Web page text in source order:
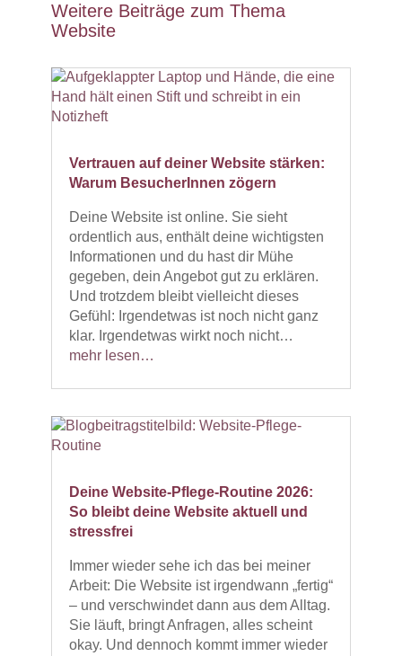
Weitere Beiträge zum Thema
Website
Vertrauen auf deiner Website stärken:
Warum BesucherInnen zögern
Deine Website ist online. Sie sieht
ordentlich aus, enthält deine wichtigsten
Informationen und du hast dir Mühe
gegeben, dein Angebot gut zu erklären.
Und trotzdem bleibt vielleicht dieses
Gefühl: Irgendetwas ist noch nicht ganz
klar. Irgendetwas wirkt noch nicht…
mehr lesen…
Deine Website-Pflege-Routine 2026:
So bleibt deine Website aktuell und
stressfrei
Immer wieder sehe ich das bei meiner
Arbeit: Die Website ist irgendwann „fertig“
– und verschwindet dann aus dem Alltag.
Sie läuft, bringt Anfragen, alles scheint
okay. Und dennoch kommt immer wieder